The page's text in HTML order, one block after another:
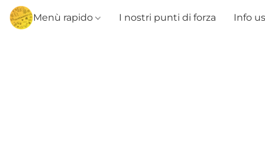
Menù rapido I nostri punti di forza Info